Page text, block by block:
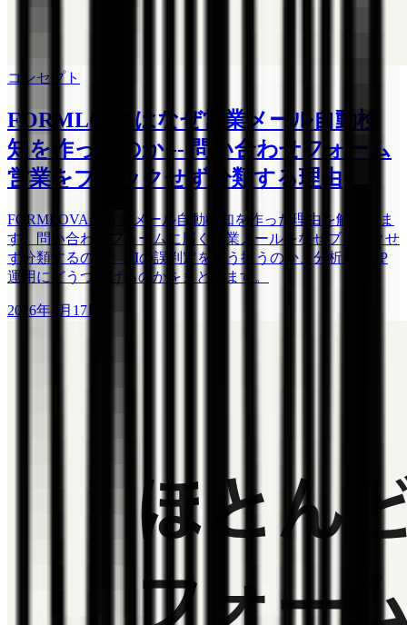
コンセプト
FORMLOVAはなぜ営業メール自動検
知を作ったのか -- 問い合わせフォーム
営業をブロックせず分類する理由
FORMLOVAが営業メール自動検知を作った理由を解説しま
す。問い合わせフォームに届く営業メールをなぜブロックせ
ず分類するのか、AIの誤判定をどう扱うのか、分析やMCP
運用にどうつなげるのかをまとめます。
2026年4月17日